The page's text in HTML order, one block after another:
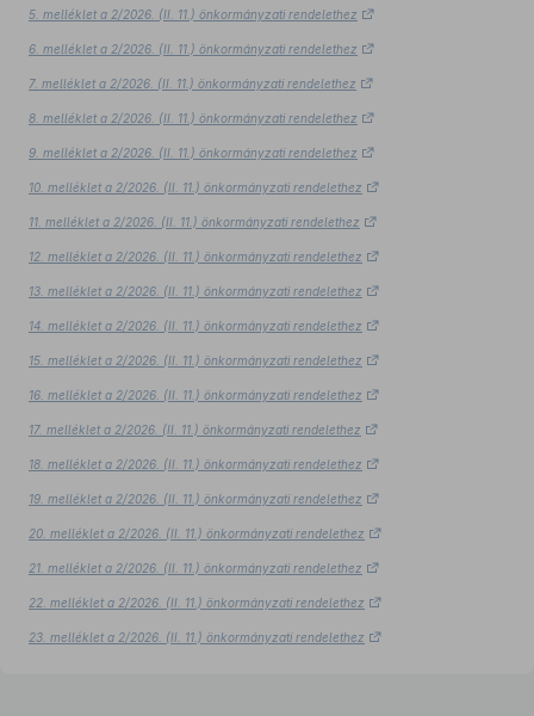
5. melléklet a 2/2026. (II. 11.) önkormányzati rendelethez
6. melléklet a 2/2026. (II. 11.) önkormányzati rendelethez
7. melléklet a 2/2026. (II. 11.) önkormányzati rendelethez
8. melléklet a 2/2026. (II. 11.) önkormányzati rendelethez
9. melléklet a 2/2026. (II. 11.) önkormányzati rendelethez
10. melléklet a 2/2026. (II. 11.) önkormányzati rendelethez
11. melléklet a 2/2026. (II. 11.) önkormányzati rendelethez
12. melléklet a 2/2026. (II. 11.) önkormányzati rendelethez
13. melléklet a 2/2026. (II. 11.) önkormányzati rendelethez
14. melléklet a 2/2026. (II. 11.) önkormányzati rendelethez
15. melléklet a 2/2026. (II. 11.) önkormányzati rendelethez
16. melléklet a 2/2026. (II. 11.) önkormányzati rendelethez
17. melléklet a 2/2026. (II. 11.) önkormányzati rendelethez
18. melléklet a 2/2026. (II. 11.) önkormányzati rendelethez
19. melléklet a 2/2026. (II. 11.) önkormányzati rendelethez
20. melléklet a 2/2026. (II. 11.) önkormányzati rendelethez
21. melléklet a 2/2026. (II. 11.) önkormányzati rendelethez
22. melléklet a 2/2026. (II. 11.) önkormányzati rendelethez
23. melléklet a 2/2026. (II. 11.) önkormányzati rendelethez